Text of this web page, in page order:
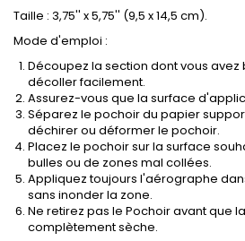
Taille : 3,75'' x 5,75'' (9,5 x 14,5 cm).
Mode d'emploi :
Découpez la section dont vous
décoller facilement.
Assurez-vous que la surface
Séparez le pochoir du papier
déchirer ou déformer le pochoir.
Placez le pochoir sur la surface
bulles ou de zones mal collées.
Appliquez toujours l'aérographe
sans inonder la zone.
Ne retirez pas le Pochoir avant que
complètement sèche.